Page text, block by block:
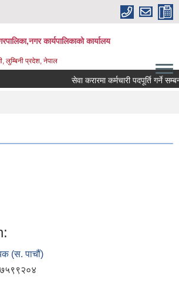
कार्यपालिकाको कार्यालय
लुम्बिनी प्रदेश, नेपाल
सेवा करारमा कर्मचारी पदपूर्ति गर्ने
(स. पाचौं)